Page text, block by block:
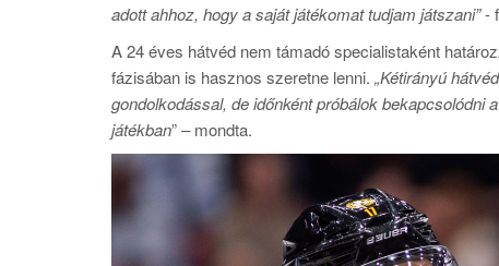
adott ahhoz, hogy a saját játékomat tudjam játszani”-
A 24 éves hátvéd nem támadó specialistaként
fázisában is hasznos szeretne lenni. „Kétirányú
gondolkodással, de időnként próbálok
játékban” – mondta.